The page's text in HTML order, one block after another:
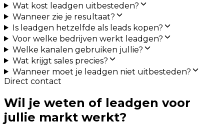
Wat kost leadgen uitbesteden?
Wanneer zie je resultaat?
Is leadgen hetzelfde als leads kopen?
Voor welke bedrijven werkt leadgen?
Welke kanalen gebruiken jullie?
Wat krijgt sales precies?
Wanneer moet je leadgen niet uitbesteden?
Direct contact
Wil je weten of leadgen voor
jullie markt werkt?